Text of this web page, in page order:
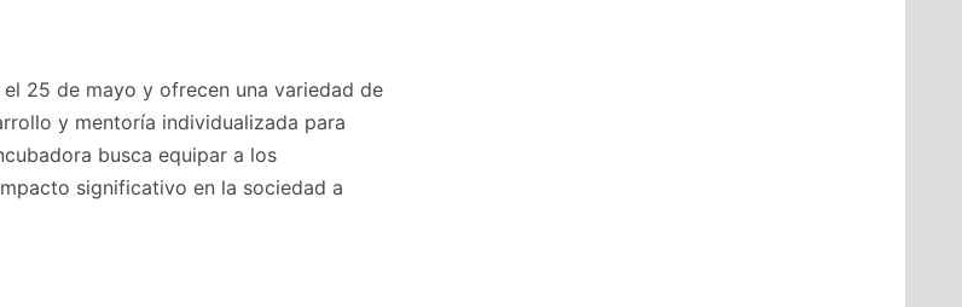
25 de mayo y ofrecen una variedad de
y mentoría individualizada para
busca equipar a los
significativo en la sociedad a